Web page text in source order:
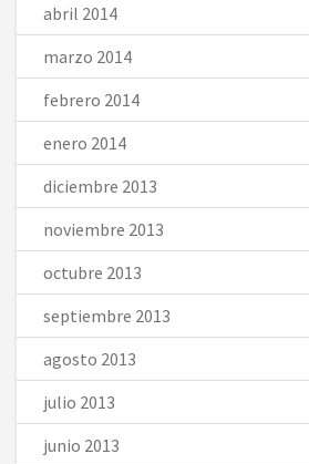
abril 2014
marzo 2014
febrero 2014
enero 2014
diciembre 2013
noviembre 2013
octubre 2013
septiembre 2013
agosto 2013
julio 2013
junio 2013